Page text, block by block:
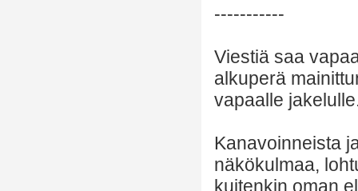
-----------
Viestiä saa
alkuperä
vapaalle
Kanavoinneista
näkökulmaa,
kuitenkin oman